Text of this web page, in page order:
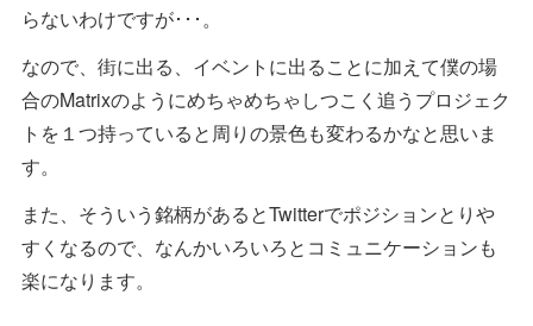
らないわけですが･･･。
なので、街に出る、イベントに出ることに加えて僕の場
合のMatrixのようにめちゃめちゃしつこく追うプロジェク
トを１つ持っていると周りの景色も変わるかなと思いま
す。
また、そういう銘柄があるとTwitterでポジションとりや
すくなるので、なんかいろいろとコミュニケーションも
楽になります。